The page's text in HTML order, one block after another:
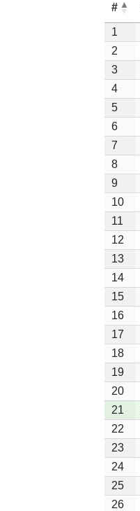
#
1
2
3
4
5
6
7
8
9
10
11
12
13
14
15
16
17
18
19
20
21
22
23
24
25
26